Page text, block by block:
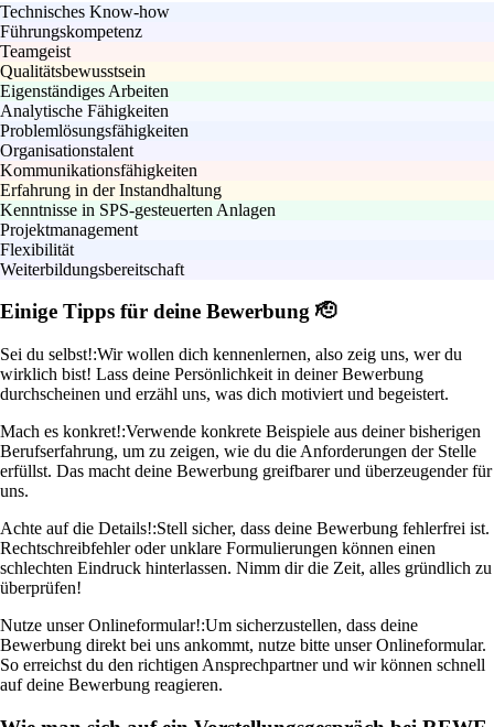
Technisches Know-how
Führungskompetenz
Teamgeist
Qualitätsbewusstsein
Eigenständiges Arbeiten
Analytische Fähigkeiten
Problemlösungsfähigkeiten
Organisationstalent
Kommunikationsfähigkeiten
Erfahrung in der Instandhaltung
Kenntnisse in SPS-gesteuerten Anlagen
Projektmanagement
Flexibilität
Weiterbildungsbereitschaft
Einige Tipps für deine Bewerbung 🫡
Sei du selbst!:Wir wollen dich kennenlernen, also zeig uns, wer du
wirklich bist! Lass deine Persönlichkeit in deiner Bewerbung
durchscheinen und erzähl uns, was dich motiviert und begeistert.
Mach es konkret!:Verwende konkrete Beispiele aus deiner bisherigen
Berufserfahrung, um zu zeigen, wie du die Anforderungen der Stelle
erfüllst. Das macht deine Bewerbung greifbarer und überzeugender für
uns.
Achte auf die Details!:Stell sicher, dass deine Bewerbung fehlerfrei ist.
Rechtschreibfehler oder unklare Formulierungen können einen
schlechten Eindruck hinterlassen. Nimm dir die Zeit, alles gründlich zu
überprüfen!
Nutze unser Onlineformular!:Um sicherzustellen, dass deine
Bewerbung direkt bei uns ankommt, nutze bitte unser Onlineformular.
So erreichst du den richtigen Ansprechpartner und wir können schnell
auf deine Bewerbung reagieren.